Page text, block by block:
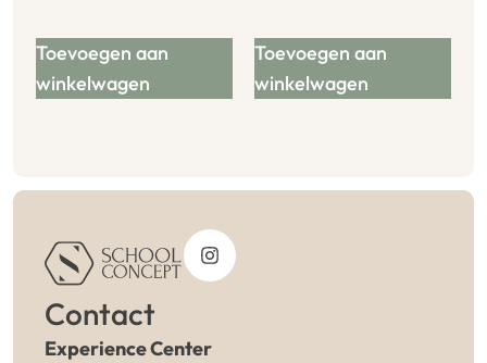
Toevoegen aan
winkelwagen
Toevoegen aan
winkelwagen
Contact
Experience Center